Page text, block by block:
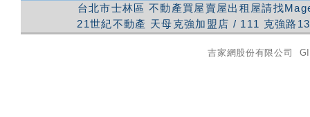
台北市士林區 不動產買屋賣屋出租屋請找
21世紀不動產 天母克強加盟店 / 111 克強路
吉家網股份有限公司